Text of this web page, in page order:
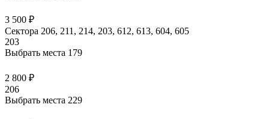
3 500 ₽
Сектора 206, 211, 214, 203, 612, 613, 604, 605
203
Выбрать места 179
2 800 ₽
206
Выбрать места 229